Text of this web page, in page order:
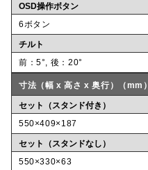
OSD操作ボタン
6ボタン
チルト
前：5°, 後：20°
寸法（幅 x 高さ x 奥行）（mm）
セット（スタンド付き）
550×409×187
セット（スタンドなし）
550×330×63